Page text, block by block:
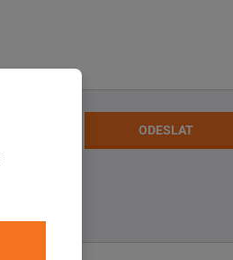
ODESLAT